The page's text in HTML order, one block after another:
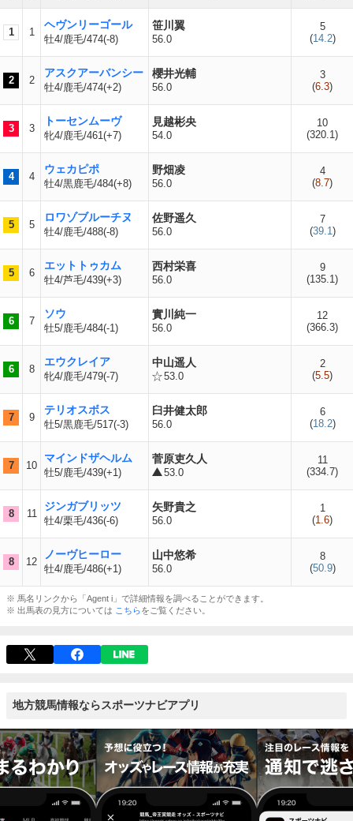
1 1
ヘヴンリーゴール
牡4/鹿毛/474(-8)
笹川翼
56.0
5
(14.2)
2 2
アスクアーバンシー
牡4/鹿毛/474(+2)
櫻井光輔
56.0
3
(6.3)
3 3
トーセンムーヴ
牝4/鹿毛/461(+7)
見越彬央
54.0
10
(320.1)
4 4
ウェカピポ
牡4/黒鹿毛/484(+8)
野畑凌
56.0
4
(8.7)
5 5
ロワゾブルーチヌ
牡4/鹿毛/488(-8)
佐野遥久
56.0
7
(39.1)
5 6
エットトゥカム
牡4/芦毛/439(+3)
西村栄喜
56.0
9
(135.1)
6 7
ソウ
牡5/鹿毛/484(-1)
實川純一
56.0
12
(366.3)
6 8
エウクレイア
牝4/鹿毛/479(-7)
中山遥人
53.0
2
(5.5)
7 9
テリオスボス
牡5/黒鹿毛/517(-3)
臼井健太郎
56.0
6
(18.2)
7 10
マインドザヘルム
牡5/鹿毛/439(+1)
菅原吏久人
53.0
11
(334.7)
8 11
ジンガブリッツ
牡4/栗毛/436(-6)
矢野貴之
56.0
1
(1.6)
8 12
ノーヴヒーロー
牡4/鹿毛/486(+1)
山中悠希
56.0
8
(50.9)
※ 馬名リンクから「Agent i」で詳細情報を調べることができます。
※ 出馬表の見方については こちらをご覧ください。
地方競馬情報ならスポーツナビアプリ